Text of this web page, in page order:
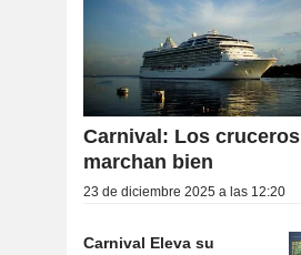
Carnival: Los cruceros
marchan bien
23 de diciembre 2025 a las 12:20
Carnival Eleva su